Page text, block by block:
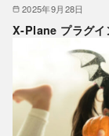
2025年9月28日
X-Plane プラグイ